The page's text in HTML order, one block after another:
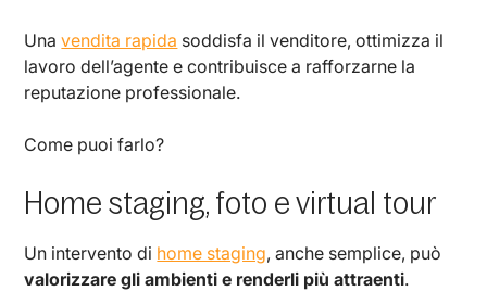
Unavendita rapida soddisfa il venditore, ottimizza il
lavoro dell’agente e contribuisce a rafforzarne la
reputazione professionale.
Come puoi farlo?
Home staging, foto e virtual tour
Un intervento di home staging, anche semplice, può
valorizzare gli ambienti e renderli più attraenti.